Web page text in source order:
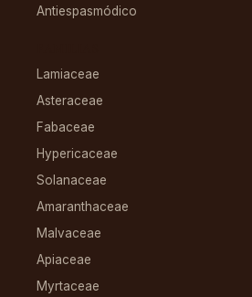
Antiespasmódico
Lamiaceae
Asteraceae
Fabaceae
Hypericaceae
Solanaceae
Amaranthaceae
Malvaceae
Apiaceae
Myrtaceae